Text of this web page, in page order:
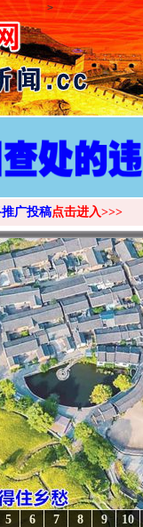
>
推广投稿点击进入>>>
10
9
8
7
6
5